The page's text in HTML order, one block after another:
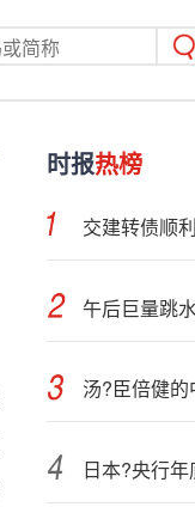
时报热榜
午后巨量跳